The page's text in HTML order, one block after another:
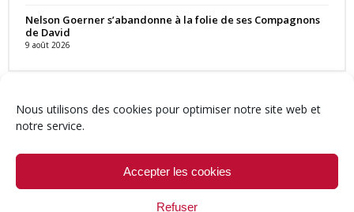
Nous utilisons des cookies pour optimiser notre site web et
notre service.
Accepter les cookies
Refuser
Nelson Goerner s’abandonne à la folie de ses Compagnons
de David
9 août 2026